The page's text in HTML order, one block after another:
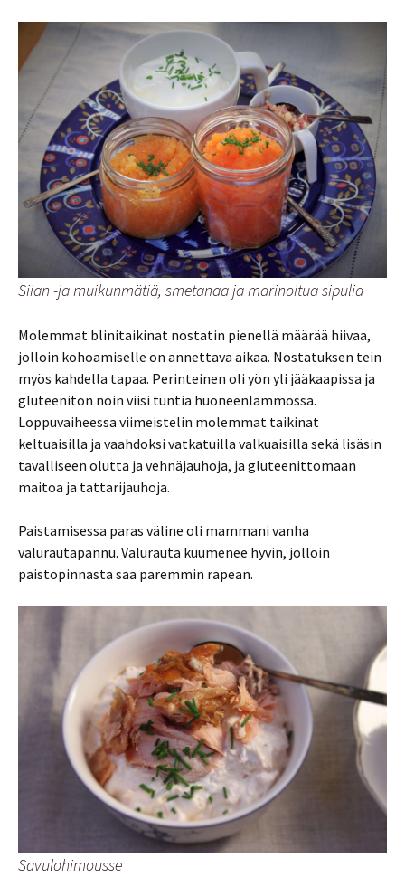
Siian -ja muikunmätiä, smetanaa ja marinoitua sipulia
Molemmat blinitaikinat nostatin pienellä määrää hiivaa,
jolloin kohoamiselle on annettava aikaa. Nostatuksen tein
myös kahdella tapaa. Perinteinen oli yön yli jääkaapissa ja
gluteeniton noin viisi tuntia huoneenlämmössä.
Loppuvaiheessa viimeistelin molemmat taikinat
keltuaisilla ja vaahdoksi vatkatuilla valkuaisilla sekä lisäsin
tavalliseen olutta ja vehnäjauhoja, ja gluteenittomaan
maitoa ja tattarijauhoja.
Paistamisessa paras väline oli mammani vanha
valurautapannu. Valurauta kuumenee hyvin, jolloin
paistopinnasta saa paremmin rapean.
Savulohimousse